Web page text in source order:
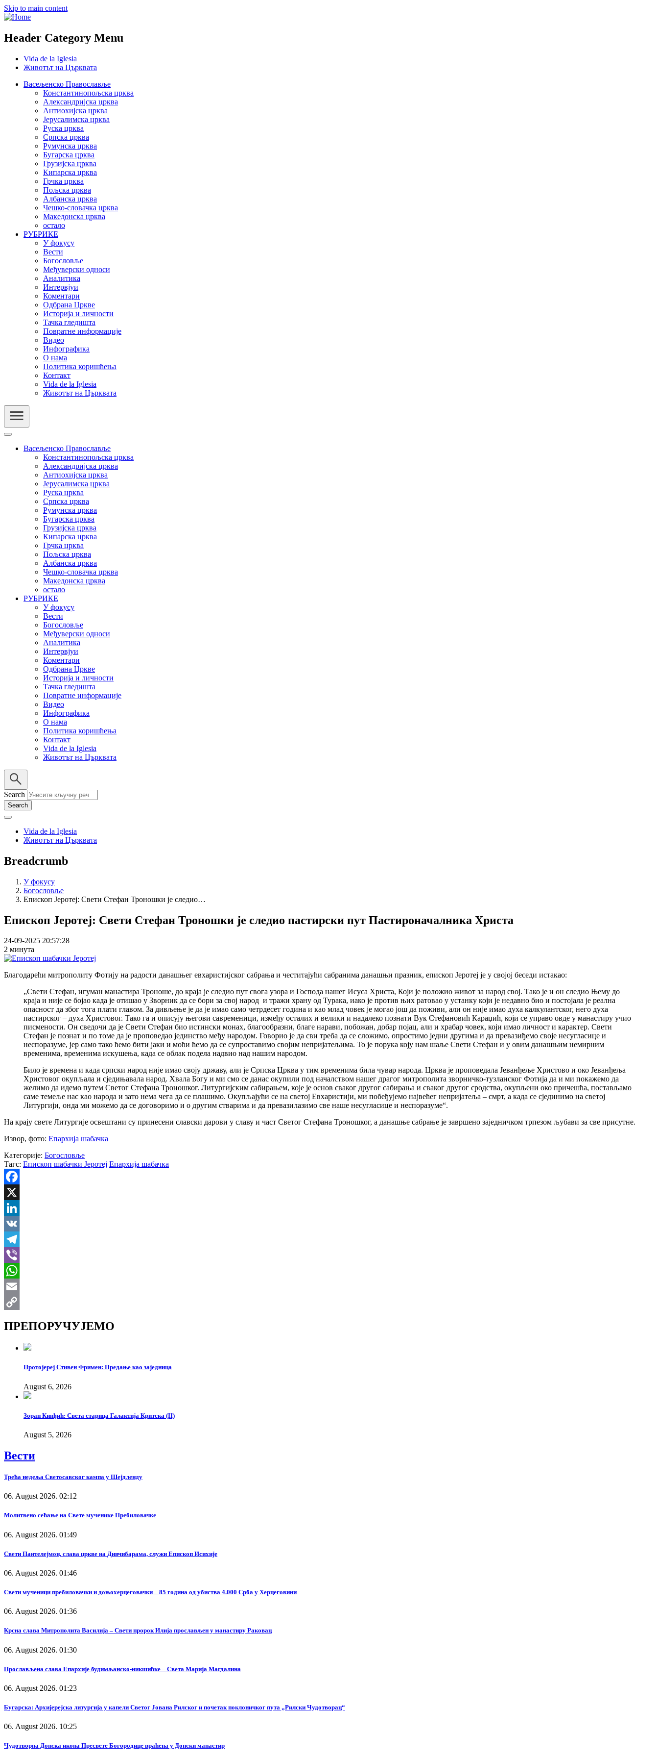
Skip to main content
Header Category Menu
Vida de la Iglesia
Животът на Църквата
Васељенско Православље
Константинопољска црква
Александријска црква
Антиохијска црква
Јерусалимска црква
Руска црква
Српска црква
Румунска црква
Бугарска црква
Грузијска црква
Кипарска црква
Грчка црква
Пољска црква
Албанска црква
Чешко-словачка црква
Македонска црква
остало
РУБРИКЕ
У фокусу
Вести
Богословље
Међуверски односи
Аналитика
Интервјуи
Коментари
Одбрана Цркве
Историја и личности
Тачка гледишта
Повратне информације
Видео
Инфографика
О нама
Политика коришћења
Контакт
Vida de la Iglesia
Животът на Църквата
Васељенско Православље
Константинопољска црква
Александријска црква
Антиохијска црква
Јерусалимска црква
Руска црква
Српска црква
Румунска црква
Бугарска црква
Грузијска црква
Кипарска црква
Грчка црква
Пољска црква
Албанска црква
Чешко-словачка црква
Македонска црква
остало
РУБРИКЕ
У фокусу
Вести
Богословље
Међуверски односи
Аналитика
Интервјуи
Коментари
Одбрана Цркве
Историја и личности
Тачка гледишта
Повратне информације
Видео
Инфографика
О нама
Политика коришћења
Контакт
Vida de la Iglesia
Животът на Църквата
Search
Vida de la Iglesia
Животът на Църквата
Breadcrumb
У фокусу
Богословље
Епископ Јеротеј: Свети Стефан Троношки је следио…
Епископ Јеротеј: Свети Стефан Троношки је следио пастирски пут Пастироначалника Христа
24-09-2025 20:57:28
2 минута
Благодарећи митрополиту Фотију на радости данашњег евхаристијског сабрања и честитајући сабранима данашњи празник, епископ Јеротеј је у својој беседи истакао:
„Свети Стефан, игуман манастира Троноше, до краја је следио пут свога узора и Господа нашег Исуса Христа, Који је положио живот за народ свој. Тако је и он следио Њему до
краја и није се бојао када је отишао у Зворник да се бори за свој народ и тражи храну од Турака, иако је против њих ратовао у устанку који је недавно био и постојала је реална
опасност да због тога плати главом. За дивљење је да је имао само четрдесет година и као млад човек је могао још да поживи, али он није имао духа калкулантског, него духа
пастирског – духа Христовог. Тако га и описују његови савременици, између осталих и велики и надалеко познати Вук Стефановић Караџић, који се управо овде у манастиру учио
писмености. Он сведочи да је Свети Стефан био истински монах, благообразни, благе нарави, побожан, добар појац, али и храбар човек, који имао личност и карактер. Свети
Стефан је познат и по томе да је проповедао јединство међу народом. Говорио је да сви треба да се сложимо, опростимо једни другима и да превазиђемо своје несугласице и
неспоразуме, јер само тако ћемо бити јаки и моћи ћемо да се супроставимо својим непријатељима. То је порука коју нам шаље Свети Стефан и у овим данашњим немирним
временима, временима искушења, када се облак подела надвио над нашим народом.
Било је времена и када српски народ није имао своју државу, али је Српска Црква у тим временима била чувар народа. Црква је проповедала Јеванђеље Христово и око Јеванђеља
Христовог окупљала и сједињавала народ. Хвала Богу и ми смо се данас окупили под началством нашег драгог митрополита зворничко-тузланског Фотија да и ми покажемо да
желимо да идемо путем Светог Стефана Троношког. Литургијским сабирањем, које је основ сваког другог сабирања и сваког другог сродства, окупљени око причешћа, постављамо
саме темеље нас као народа и зато нема чега да се плашимо. Окупљајући се на светој Евхаристији, ми побеђујемо највећег непријатеља – смрт, а када се сјединимо на светој
Литургији, онда ми можемо да се договоримо и о другим стварима и да превазилазимо све наше несугласице и неспоразуме“.
‍На крају свете Литургије освештани су принесени славски дарови у славу и част Светог Стефана Троношког, а данашње сабрање је завршено заједничком трпезом љубави за све присутне.
Извор, фото: Епархија шабачка
Категорије: Богословље
Тагс: Епископ шабачки Јеротеј Епархија шабачка
Facebook
X
LinkedIn
VK
Telegram
Viber
WhatsApp
Email
ПРЕПОРУЧУЈЕМО
Протојереј Стивен Фримен: Предање као заједница
August 6, 2026
Зоран Кинђић: Света старица Галактија Критска (II)
August 5, 2026
Вести
Трећа недеља Светосавског кампа у Шејдленду
06. August 2026. 02:12
Молитвено сећање на Свете мученике Пребиловачке
06. August 2026. 01:49
Свети Пантелејмон, слава цркве на Дивчибарама, служи Епископ Исихије
06. August 2026. 01:46
Свети мученици пребиловачки и доњохерцеговачки – 85 година од убиства 4.000 Срба у Херцеговини
06. August 2026. 01:36
Крсна слава Митрополита Василија – Свети пророк Илија прослављен у манастиру Раковац
06. August 2026. 01:30
Прослављена слава Епархије будимљанско-никшићке – Света Марија Магдалина
06. August 2026. 01:23
Бугарска: Архијерејска литургија у капели Светог Јована Рилског и почетак поклоничког пута „Рилски Чудотворац“
06. August 2026. 10:25
Чудотворна Донска икона Пресвете Богородице враћена у Донски манастир